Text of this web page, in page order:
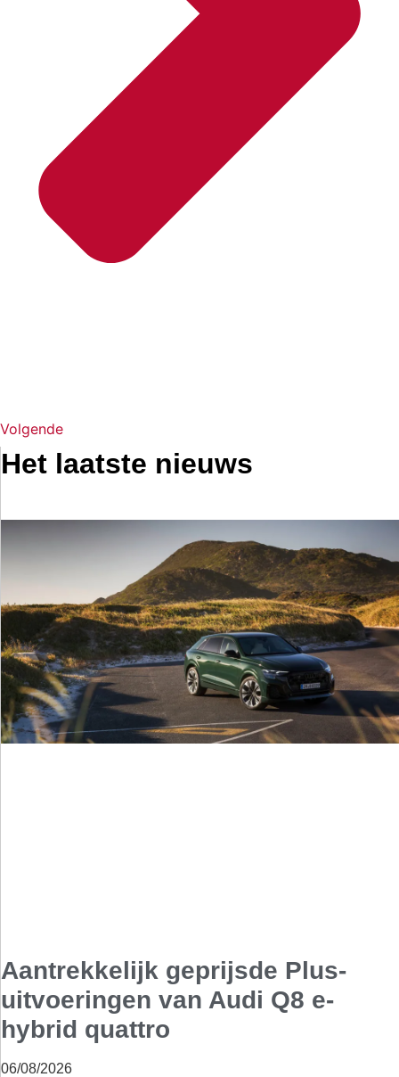
Volgende
Het laatste nieuws
Aantrekkelijk geprijsde Plus-
uitvoeringen van Audi Q8 e-
hybrid quattro
06/08/2026